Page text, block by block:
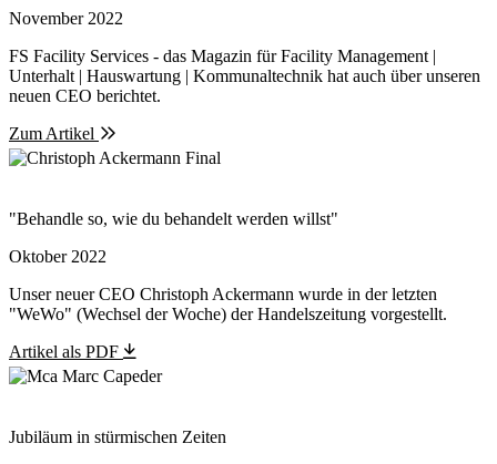
November 2022
FS Facility Services - das Magazin für Facility Management |
Unterhalt | Hauswartung | Kommunaltechnik hat auch über unseren
neuen CEO berichtet.
Zum Artikel
"Behandle so, wie du behandelt werden willst"
Oktober 2022
Unser neuer CEO Christoph Ackermann wurde in der letzten
"WeWo" (Wechsel der Woche) der Handelszeitung vorgestellt.
Artikel als PDF
Jubiläum in stürmischen Zeiten